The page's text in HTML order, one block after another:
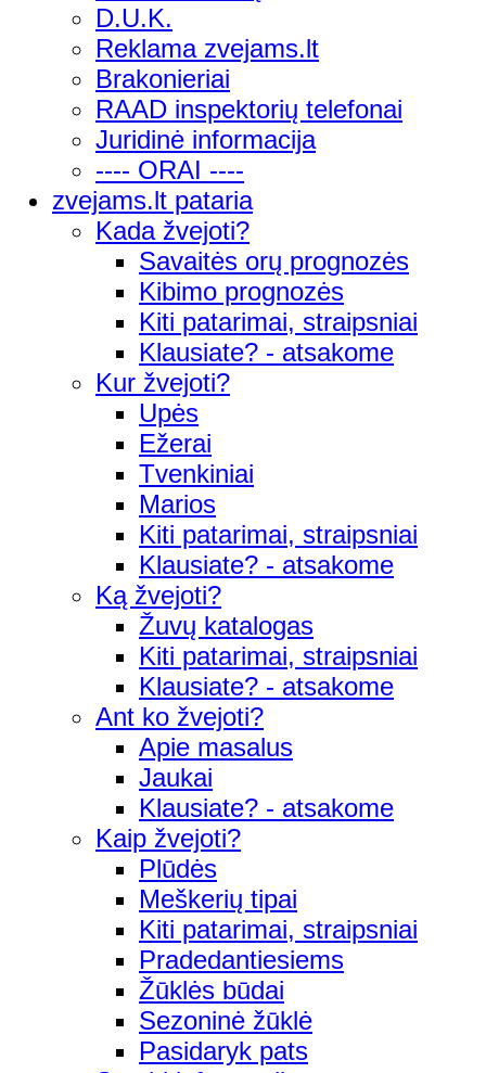
D.U.K.
Reklama zvejams.lt
Brakonieriai
RAAD inspektorių telefonai
Juridinė informacija
---- ORAI ----
zvejams.lt pataria
Kada žvejoti?
Savaitės orų prognozės
Kibimo prognozės
Kiti patarimai, straipsniai
Klausiate? - atsakome
Kur žvejoti?
Upės
Ežerai
Tvenkiniai
Marios
Kiti patarimai, straipsniai
Klausiate? - atsakome
Ką žvejoti?
Žuvų katalogas
Kiti patarimai, straipsniai
Klausiate? - atsakome
Ant ko žvejoti?
Apie masalus
Jaukai
Klausiate? - atsakome
Kaip žvejoti?
Plūdės
Meškerių tipai
Kiti patarimai, straipsniai
Pradedantiesiems
Žūklės būdai
Sezoninė žūklė
Pasidaryk pats